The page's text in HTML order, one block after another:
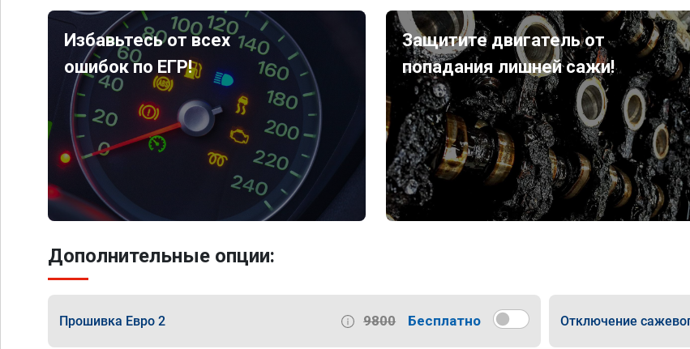
Избавьтесь от всех
ошибок по ЕГР!
Защитите двигатель от
попадания лишней сажи!
Дополнительные опции:
Прошивка Евро 2 9800 Бесплатно Отключение